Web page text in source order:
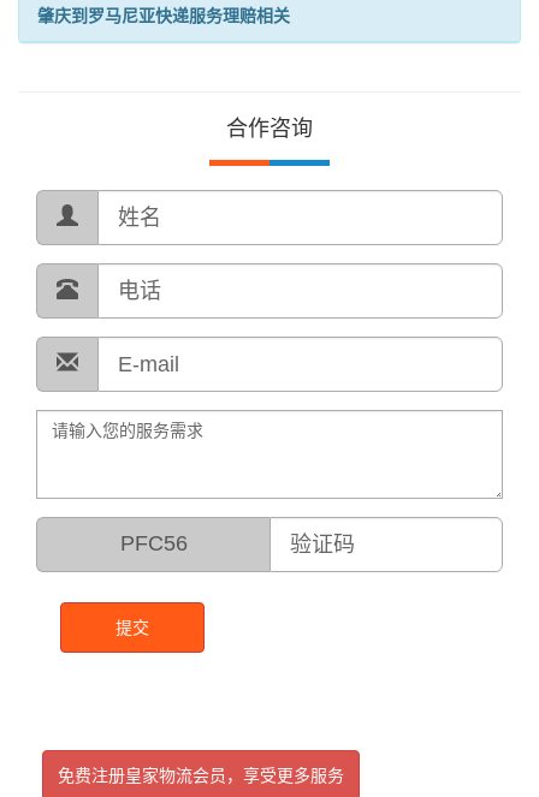
肇庆到罗马尼亚快递服务理赔相关
合作咨询
PFC56
提交
免费注册皇家物流会员，享受更多服务